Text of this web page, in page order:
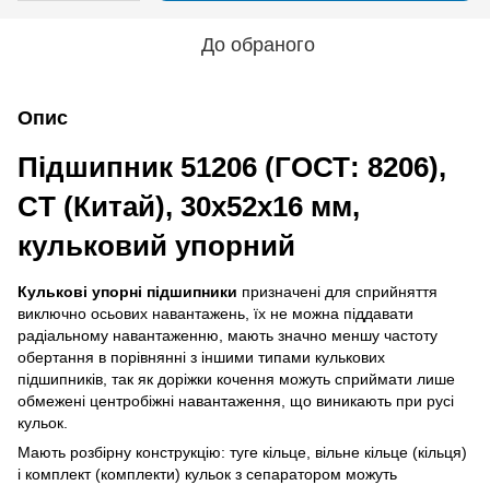
До обраного
Опис
Підшипник 51206 (ГОСТ: 8206),
CT (Китай), 30х52х16 мм,
кульковий упорний
Кулькові упорні підшипники призначені для сприйняття
виключно осьових навантажень, їх не можна піддавати
радіальному навантаженню, мають значно меншу частоту
обертання в порівнянні з іншими типами кулькових
підшипників, так як доріжки кочення можуть сприймати лише
обмежені центробіжні навантаження, що виникають при русі
кульок.
Мають розбірну конструкцію: туге кільце, вільне кільце (кільця)
і комплект (комплекти) кульок з сепаратором можуть